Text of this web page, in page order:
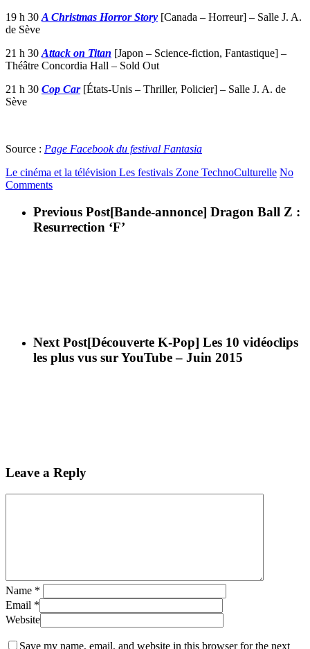
19 h 30 A Christmas Horror Story [Canada – Horreur] – Salle J. A.
de Sève
21 h 30 Attack on Titan [Japon – Science-fiction, Fantastique] –
Théâtre Concordia Hall – Sold Out
21 h 30 Cop Car [États-Unis – Thriller, Policier] – Salle J. A. de
Sève
Source : Page Facebook du festival Fantasia
Le cinéma et la télévision Les festivals Zone TechnoCulturelle No
Comments
Previous Post[Bande-annonce] Dragon Ball Z :
Resurrection ‘F’
Next Post[Découverte K-Pop] Les 10 vidéoclips
les plus vus sur YouTube – Juin 2015
Leave a Reply
Name *
Email *
Website
Save my name, email, and website in this browser for the next